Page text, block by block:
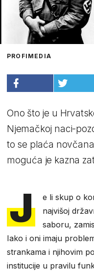
PROFIMEDIA
Ono što je u
Njemačkoj naci-
to se plaća
moguća je kazna
J
e li skup o
najvišoj
saboru,
Iako i oni imaju
strankama i njihovim
institucije u pravilu